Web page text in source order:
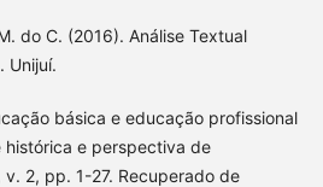
do C. (2016). Análise Textual
Unijuí.
básica e educação profissional
e perspectiva de
2, pp. 1-27. Recuperado de